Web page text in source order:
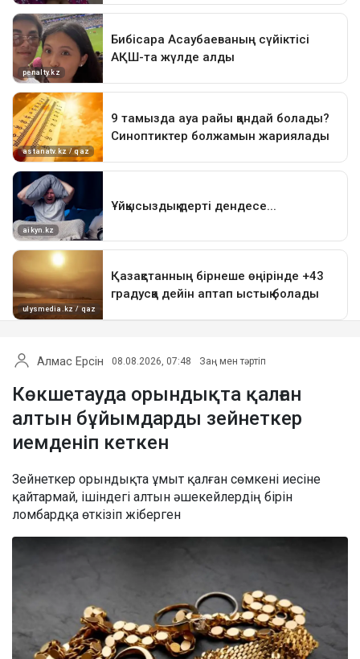
Алмас Ерсін 08.08.2026, 07:48 Заң мен тәртіп
Көкшетауда орындықта қалған
алтын бұйымдарды зейнеткер
иемденіп кеткен
Зейнеткер орындықта ұмыт қалған сөмкені иесіне
қайтармай, ішіндегі алтын әшекейлердің бірін
ломбардқа өткізіп жіберген